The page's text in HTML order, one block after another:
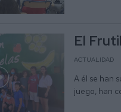
El
ACTUALIDAD
A él se han
juego, han